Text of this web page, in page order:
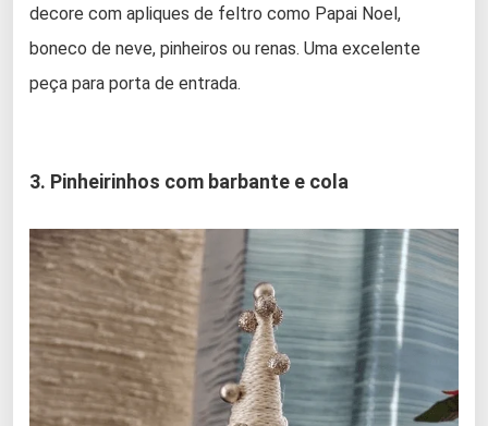
decore com apliques de feltro como Papai Noel,
boneco de neve, pinheiros ou renas. Uma excelente
peça para porta de entrada.
3. Pinheirinhos com barbante e cola